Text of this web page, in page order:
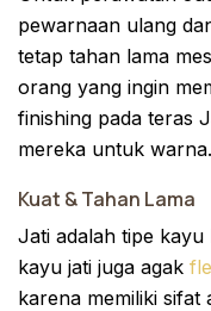
pewarnaan ulang
tetap tahan lama
orang yang ingin
finishing pada teras
mereka untuk warna.
Kuat & Tahan Lama
Jati adalah tipe
kayu jati juga agak
karena memiliki sifat